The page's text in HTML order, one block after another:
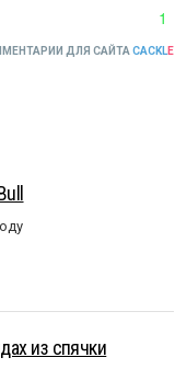
1
ДЛЯ САЙТА CACKLE
из спячки